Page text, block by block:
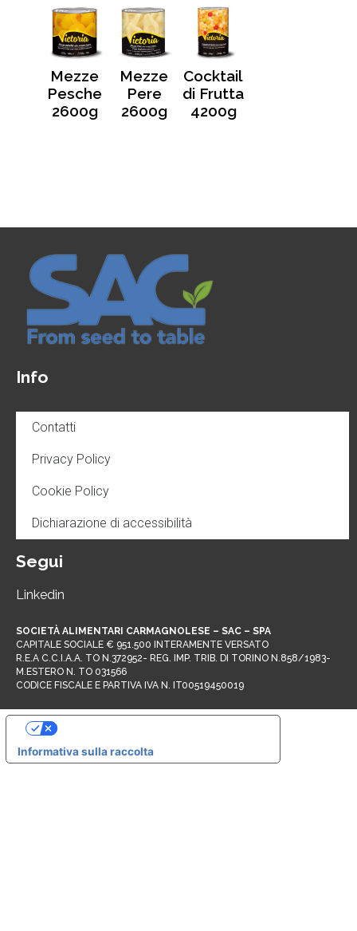
Mezze
Pesche
2600g
Mezze
Pere
2600g
Cocktail
di Frutta
4200g
Info
Contatti
Privacy Policy
Cookie Policy
Dichiarazione di accessibilità
Segui
Linkedin
SOCIETÀ ALIMENTARI CARMAGNOLESE – SAC – SPA
CAPITALE SOCIALE € 951.500 INTERAMENTE VERSATO
R.E.A C.C.I.A.A. TO N.372952- REG. IMP. TRIB. DI TORINO N.858/1983-
M.ESTERO N. TO 031566
CODICE FISCALE E PARTIVA IVA N. IT00519450019
Informativa sulla raccolta